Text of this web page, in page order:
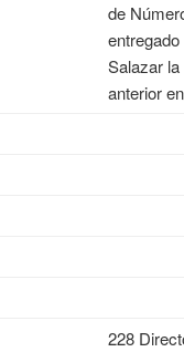
de
Salazar
anterior
228